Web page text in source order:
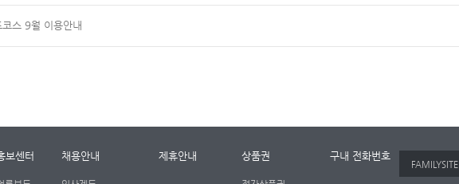
스 9월 이용안내
보센터 채용안내 제휴안내 상품권 구내 전화번호
FAMILYSITE